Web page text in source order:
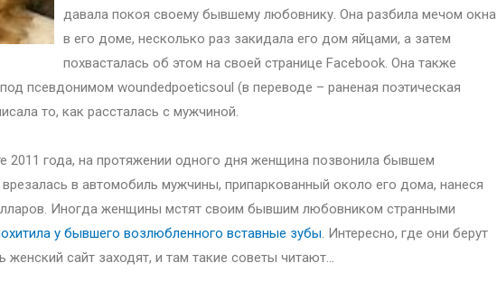
давала покоя своему бывшему любовнику. Она разбила мечом окна
в его доме, несколько раз закидала его дом яйцами, а затем
похвасталась об этом на своей странице Facebook. Она также
псевдонимом woundedpoeticsoul (в переводе – раненая поэтическая
то, как рассталась с мужчиной.
2011 года, на протяжении одного дня женщина позвонила бывшем
в автомобиль мужчины, припаркованный около его дома, нанеся
Иногда женщины мстят своим бывшим любовником странными
у бывшего возлюбленного вставные зубы . Интересно, где они берут
сайт заходят, и там такие советы читают…